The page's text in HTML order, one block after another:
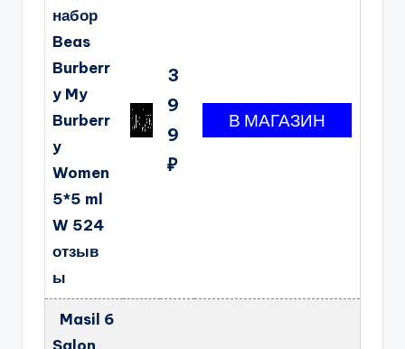
набор
Beas
Burberr
y My
Burberr
y
Women
5*5 ml
W 524
отзыв
ы
3
9
9
₽
Masil 6